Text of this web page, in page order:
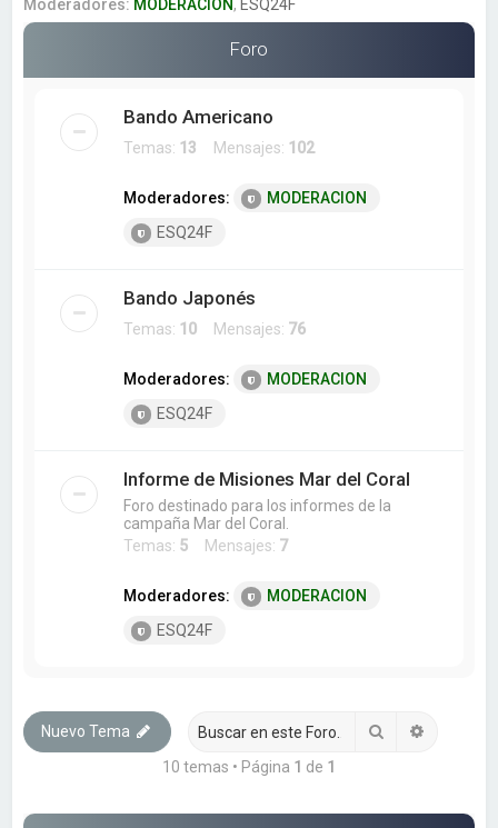
r
Moderadores: MODERACION, ESQ24F
Foro
Bando Americano
Temas: 13 Mensajes: 102
Moderadores:
MODERACION
ESQ24F
Bando Japonés
Temas: 10 Mensajes: 76
Moderadores:
MODERACION
ESQ24F
Informe de Misiones Mar del Coral
Foro destinado para los informes de la
campaña Mar del Coral.
Temas: 5 Mensajes: 7
Moderadores:
MODERACION
ESQ24F
Nuevo Tema Buscar
10 temas • Página 1 de 1